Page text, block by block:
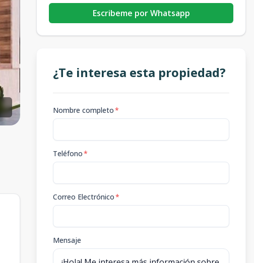
Escribeme por Whatsapp
¿Te interesa esta propiedad?
Nombre completo*
Teléfono*
Correo Electrónico*
Mensaje